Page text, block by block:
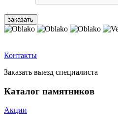
Контакты
Заказать выезд специалиста
Каталог памятников
Акции